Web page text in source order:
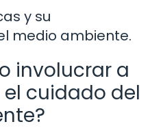
y su
medio ambiente.
involucrar a
cuidado del